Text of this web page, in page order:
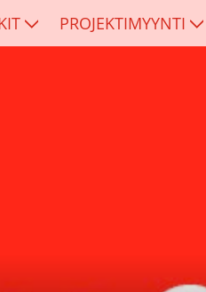
PROJEKTIMYYNTI